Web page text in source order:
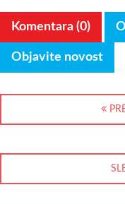
Komentara (0)
Objavite novost